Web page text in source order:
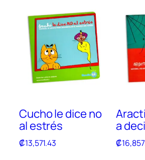
Cucho le dice no
al estrés
₡13,571.43
a
₡